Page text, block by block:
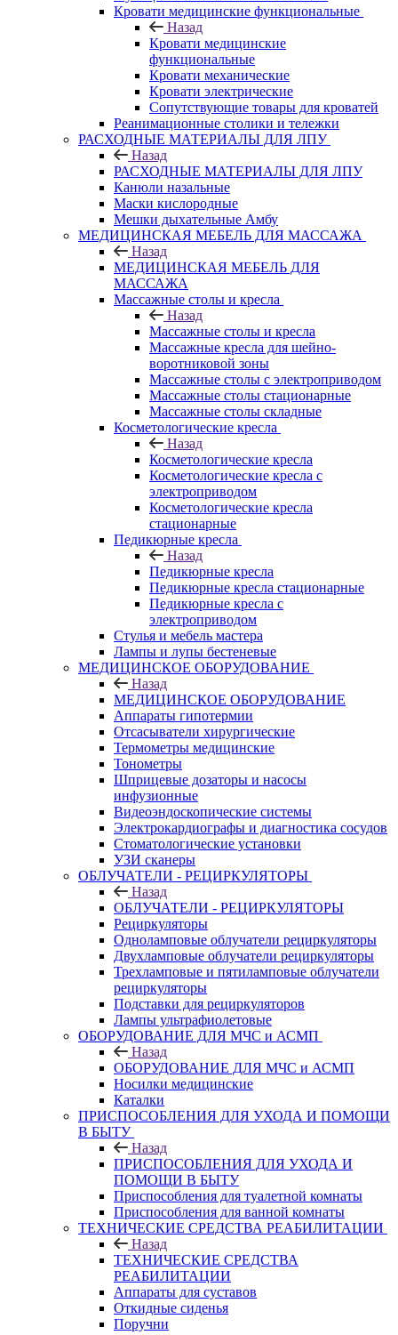
Кровати медицинские функциональные
Назад
Кровати медицинские
функциональные
Кровати механические
Кровати электрические
Сопутствующие товары для кроватей
Реанимационные столики и тележки
РАСХОДНЫЕ МАТЕРИАЛЫ ДЛЯ ЛПУ
Назад
РАСХОДНЫЕ МАТЕРИАЛЫ ДЛЯ ЛПУ
Канюли назальные
Маски кислородные
Мешки дыхательные Амбу
МЕДИЦИНСКАЯ МЕБЕЛЬ ДЛЯ МАССАЖА
Назад
МЕДИЦИНСКАЯ МЕБЕЛЬ ДЛЯ
МАССАЖА
Массажные столы и кресла
Назад
Массажные столы и кресла
Массажные кресла для шейно-
воротниковой зоны
Массажные столы с электроприводом
Массажные столы стационарные
Массажные столы складные
Косметологические кресла
Назад
Косметологические кресла
Косметологические кресла с
электроприводом
Косметологические кресла
стационарные
Педикюрные кресла
Назад
Педикюрные кресла
Педикюрные кресла стационарные
Педикюрные кресла с
электроприводом
Стулья и мебель мастера
Лампы и лупы бестеневые
МЕДИЦИНСКОЕ ОБОРУДОВАНИЕ
Назад
МЕДИЦИНСКОЕ ОБОРУДОВАНИЕ
Аппараты гипотермии
Отсасыватели хирургические
Термометры медицинские
Тонометры
Шприцевые дозаторы и насосы
инфузионные
Видеоэндоскопические системы
Электрокардиографы и диагностика сосудов
Стоматологические установки
УЗИ сканеры
ОБЛУЧАТЕЛИ - РЕЦИРКУЛЯТОРЫ
Назад
ОБЛУЧАТЕЛИ - РЕЦИРКУЛЯТОРЫ
Рециркуляторы
Одноламповые облучатели рециркуляторы
Двухламповые облучатели рециркуляторы
Трехламповые и пятиламповые облучатели
рециркуляторы
Подставки для рециркуляторов
Лампы ультрафиолетовые
ОБОРУДОВАНИЕ ДЛЯ МЧС и АСМП
Назад
ОБОРУДОВАНИЕ ДЛЯ МЧС и АСМП
Носилки медицинские
Каталки
ПРИСПОСОБЛЕНИЯ ДЛЯ УХОДА И ПОМОЩИ
В БЫТУ
Назад
ПРИСПОСОБЛЕНИЯ ДЛЯ УХОДА И
ПОМОЩИ В БЫТУ
Приспособления для туалетной комнаты
Приспособления для ванной комнаты
ТЕХНИЧЕСКИЕ СРЕДСТВА РЕАБИЛИТАЦИИ
Назад
ТЕХНИЧЕСКИЕ СРЕДСТВА
РЕАБИЛИТАЦИИ
Аппараты для суставов
Откидные сиденья
Поручни